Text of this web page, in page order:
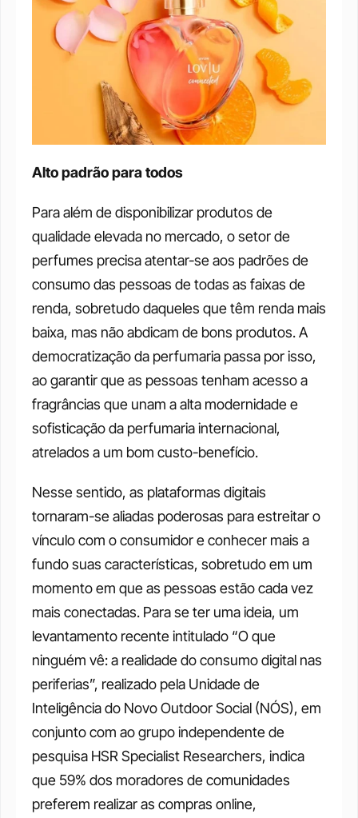
Alto padrão para todos
Para além de disponibilizar produtos de
qualidade elevada no mercado, o setor de
perfumes precisa atentar-se aos padrões de
consumo das pessoas de todas as faixas de
renda, sobretudo daqueles que têm renda mais
baixa, mas não abdicam de bons produtos. A
democratização da perfumaria passa por isso,
ao garantir que as pessoas tenham acesso a
fragrâncias que unam a alta modernidade e
sofisticação da perfumaria internacional,
atrelados a um bom custo-benefício.
Nesse sentido, as plataformas digitais
tornaram-se aliadas poderosas para estreitar o
vínculo com o consumidor e conhecer mais a
fundo suas características, sobretudo em um
momento em que as pessoas estão cada vez
mais conectadas. Para se ter uma ideia, um
levantamento recente intitulado “O que
ninguém vê: a realidade do consumo digital nas
periferias”, realizado pela Unidade de
Inteligência do Novo Outdoor Social (NÓS), em
conjunto com ao grupo independente de
pesquisa HSR Specialist Researchers, indica
que 59% dos moradores de comunidades
preferem realizar as compras online,